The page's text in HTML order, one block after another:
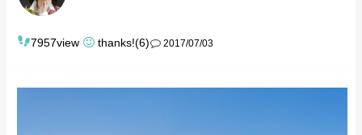
7957view thanks!(6) 2017/07/03